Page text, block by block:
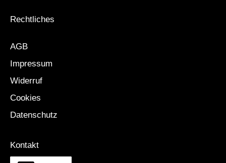
Rechtliches
AGB
Impressum
Widerruf
Cookies
Datenschutz
Kontakt